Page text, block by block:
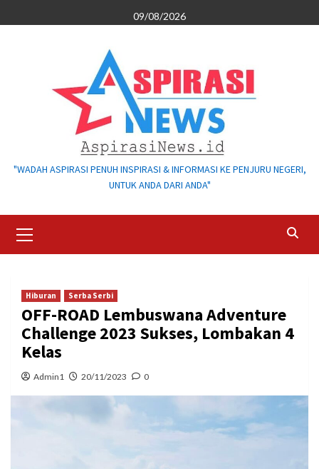
to
09/08/2026
"WADAH ASPIRASI PENUH INSPIRASI & INFORMASI KE PENJURU NEGERI,
UNTUK ANDA DARI ANDA"
Menu
Hiburan Serba Serbi
OFF-ROAD Lembuswana Adventure
Challenge 2023 Sukses, Lombakan 4
Kelas
Admin1 20/11/2023 0